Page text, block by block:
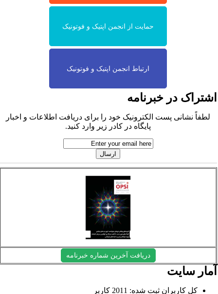
حمایت از انجمن اپتیک و فوتونیک
ارتباط انجمن اپتیک و فوتونیک
در خبرنامه
لطفاً نشانی پست الکترونیک خود را برای دریافت اطلاعات و اخبار
پایگاه در کادر زیر وارد کنید.
دریافت آخرین شماره خبرنامه
سایت
کل کاربران ثبت شده: 2011 کاربر